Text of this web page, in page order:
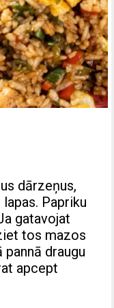
dārzeņus,
Papriku
gatavojat
tos mazos
draugu
apcept